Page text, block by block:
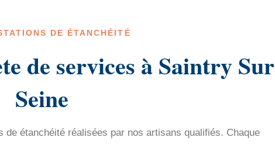
DE ÉTANCHÉITÉ
de services à Saintry Sur
Seine
de étanchéité réalisées par nos artisans qualifiés. Chaque